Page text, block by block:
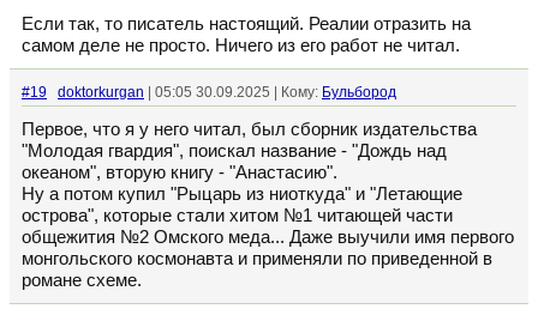
Если так, то писатель настоящий. Реалии отразить на
самом деле не просто. Ничего из его работ не читал.
#19 doktorkurgan | 05:05 30.09.2025 | Кому: Бульбород
Первое, что я у него читал, был сборник издательства
"Молодая гвардия", поискал название - "Дождь над
океаном", вторую книгу - "Анастасию".
Ну а потом купил "Рыцарь из ниоткуда" и "Летающие
острова", которые стали хитом №1 читающей части
общежития №2 Омского меда... Даже выучили имя первого
монгольского космонавта и применяли по приведенной в
романе схеме.